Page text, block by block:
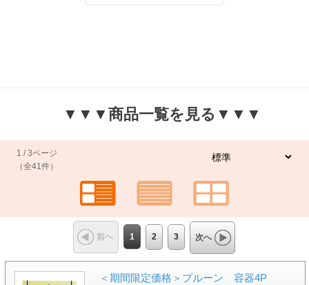
▼▼▼商品一覧を見る▼▼▼
1 / 3ページ
（全41件）
前へ 1 2 3 次へ
＜期間限定価格＞プルーン 容器4P